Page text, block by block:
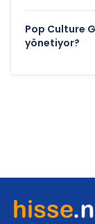
Pop Culture
yönetiyor?